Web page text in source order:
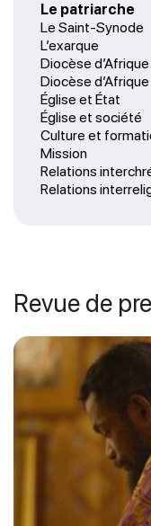
Le patriarche
Le Saint-Synode
L’exarque
Diocèse
Diocèse
Église et État
Église et société
Culture et
Mission
Relations
Relations
Revue de